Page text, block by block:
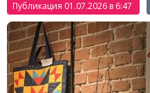
Публикация 01.07.2026 в 6:47